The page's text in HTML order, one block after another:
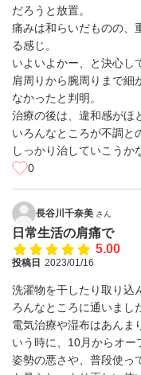
だろうと放置。
痛みは和らいだものの、
る感じ。
いよいよかー、と決心し
肩周りから腕周りまで細
なかったと判明。
治療の後は、違和感がほ
いろんなところが不調と
しっかり治していこうか
0
長谷川千奈美 さん
日常生活の肩痛で
5.00
投稿日 2023/01/16
洗濯物を干したり取り込
ろんなところに通いまし
電気治療や湿布はあんま
いう時に、10月からオー
姿勢の悪さや、普段使っ